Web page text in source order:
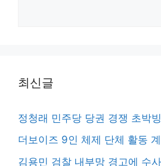
최신글
정청래 민주당 당권 경쟁 초박
더보이즈 9인 체제 단체 활동
김용민 검찰 내부망 경고에 수